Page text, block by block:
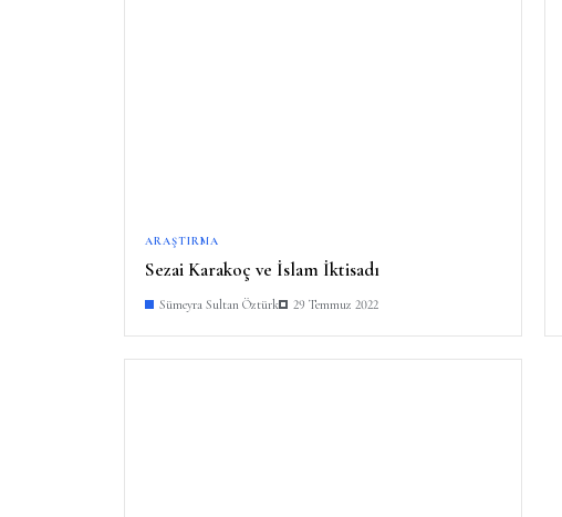
ARAŞTIRMA
Sezai Karakoç ve İslam İktisadı
Sümeyra Sultan Öztürk 29 Temmuz 2022